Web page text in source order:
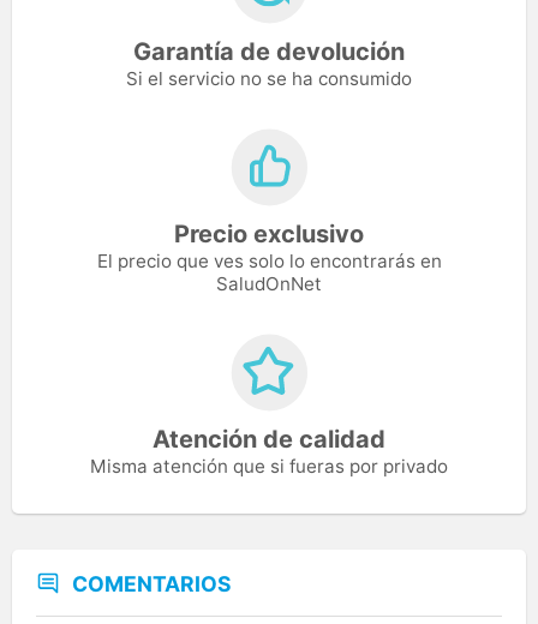
Garantía de devolución
Si el servicio no se ha consumido
Precio exclusivo
El precio que ves solo lo encontrarás en
SaludOnNet
Atención de calidad
Misma atención que si fueras por privado
COMENTARIOS